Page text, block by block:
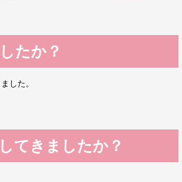
たか？
した。
てきましたか？